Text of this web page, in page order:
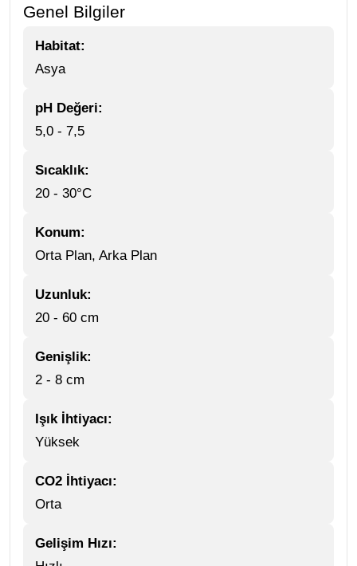
Genel Bilgiler
Habitat:
Asya
pH Değeri:
5,0 - 7,5
Sıcaklık:
20 - 30°C
Konum:
Orta Plan, Arka Plan
Uzunluk:
20 - 60 cm
Genişlik:
2 - 8 cm
Işık İhtiyacı:
Yüksek
CO2 İhtiyacı:
Orta
Gelişim Hızı: